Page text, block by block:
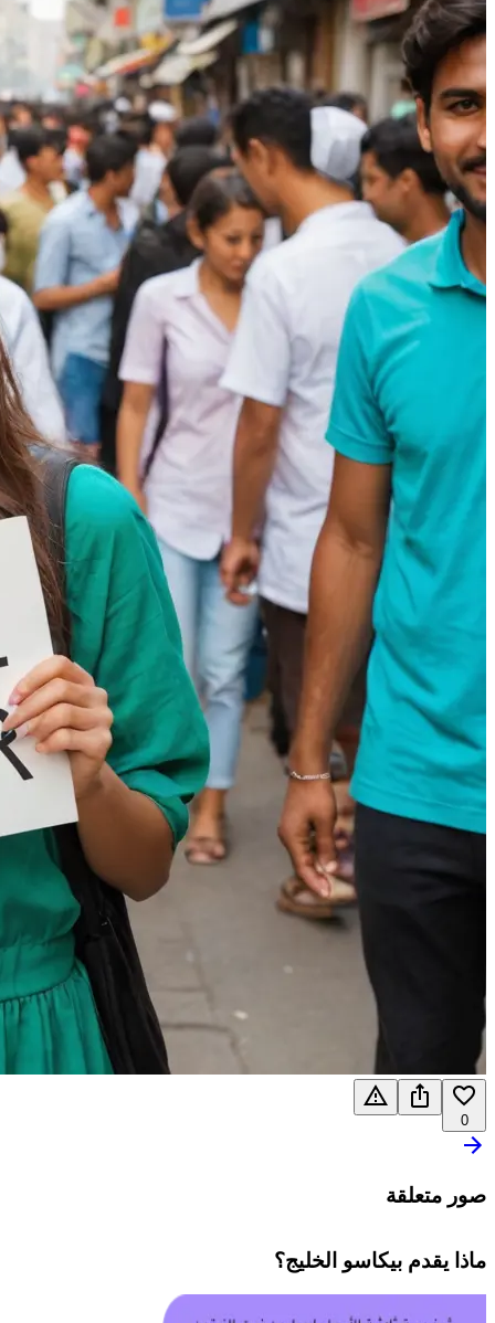
0
صور متعلقة
ماذا يقدم بيكاسو الخليج؟